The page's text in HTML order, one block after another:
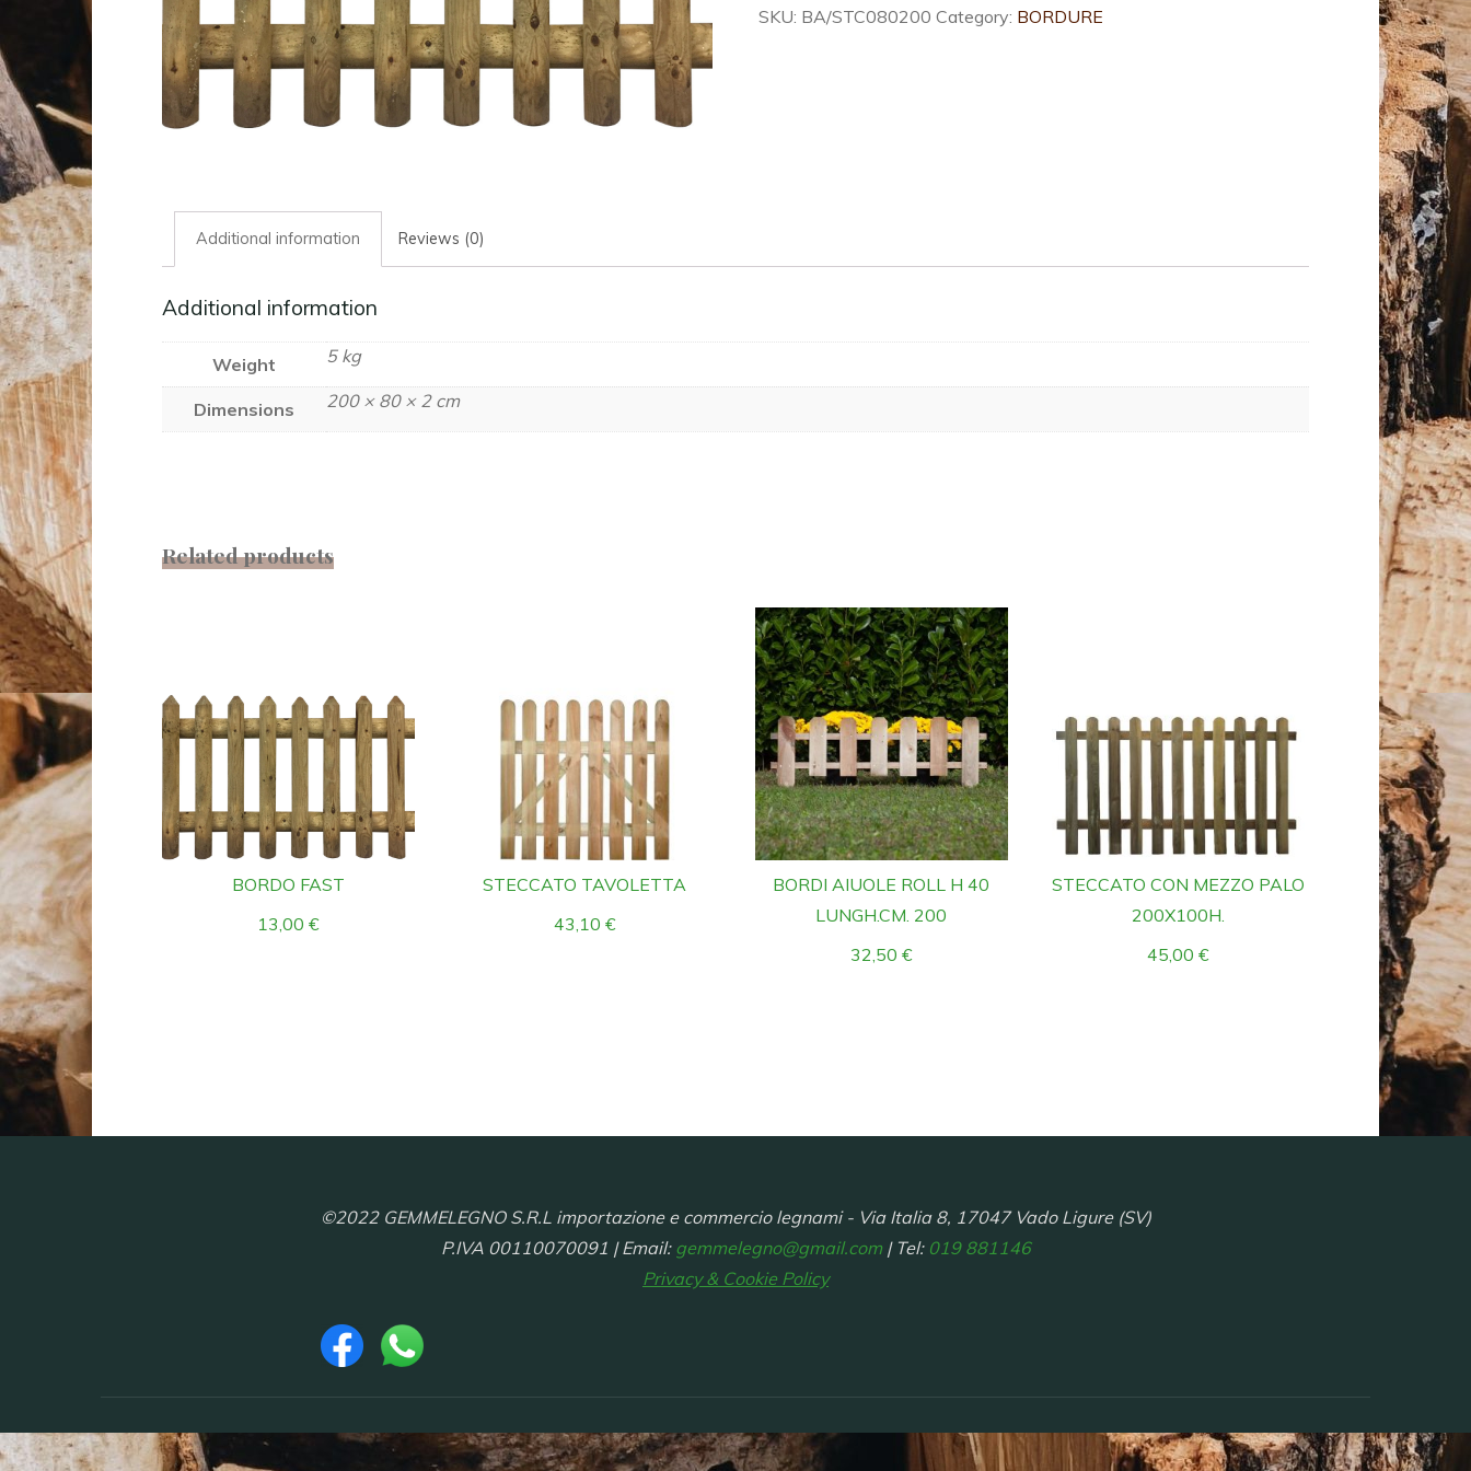
PALO
SKU: BA/STC080200 Category: BORDURE
Additional information Reviews (0)
Additional information
Weight 5 kg
Dimensions 200 × 80 × 2 cm
Related products
BORDO FAST
13,00€
STECCATO TAVOLETTA
43,10 €
BORDI AIUOLE ROLL H 40
LUNGH.CM. 200
32,50 €
STECCATO CON MEZZO PALO
200X100H.
45,00 €
©2022 GEMMELEGNO S.R.L importazione e commercio legnami - Via Italia 8, 17047 Vado Ligure (SV)
P.IVA 00110070091 | Email: gemmelegno@gmail.com| Tel: 019 881146
Privacy & Cookie Policy